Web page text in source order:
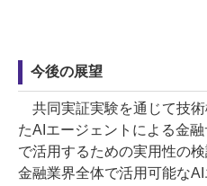
今後の展望
共同実証実験を通じて技
たAIエージェントによる金
で活用するための実用性の
金融業界全体で活用可能な